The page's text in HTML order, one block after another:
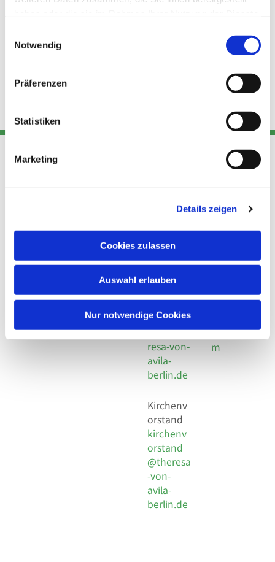
Notwendig
Präferenzen
Statistiken
Marketing
Details zeigen
Cookies zulassen
Auswahl erlauben
Nur notwendige Cookies
Adresse
Kirchengemeinde Pfarrei
Hl. Theresa von Avila Berlin
Leitender Pfarrer - Norbert
Behaimstr. 39
Kont
Telefon
+49 30
924 64 28
Fax +49
30 924 54
18
E-Mail
info@the
resa-von-
avila-
berlin.de
Kirchenv
orstand
kirchenv
orstand
@theresa
-von-
avila-
berlin.de
Links
Datensch
utz
Social
Impressu
m